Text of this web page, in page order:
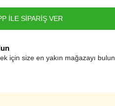
İLE SİPARİŞ VER
için size en yakın mağazayı bulun.